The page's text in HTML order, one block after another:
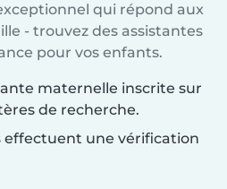
qui répond aux
- trouvez des assistantes
pour vos enfants.
maternelle inscrite sur
de recherche.
effectuent une vérification